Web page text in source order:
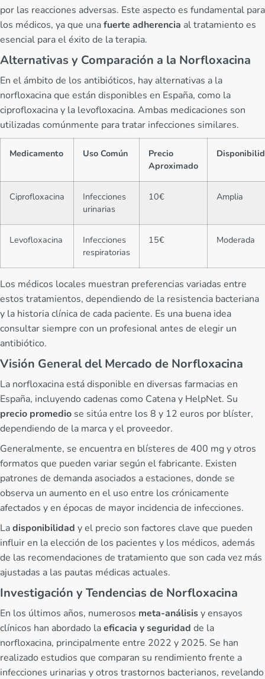
por las reacciones adversas. Este aspecto es fundamental para
los médicos, ya que unafuerte adherencia al tratamiento es
esencial para el éxito de la terapia.
Alternativas y Comparación a la Norfloxacina
En el ámbito de los antibióticos, hay alternativas a la
norfloxacina que están disponibles en España, como la
ciprofloxacina y la levofloxacina. Ambas medicaciones son
utilizadas comúnmente para tratar infecciones similares.
Medicamento Uso Común
Precio
Aproximado
Ciprofloxacina
Infecciones
urinarias
10€ Amplia
Levofloxacina
Infecciones
respiratorias
15€ Moderada
Los médicos locales muestran preferencias variadas entre
estos tratamientos, dependiendo de la resistencia bacteriana
y la historia clínica de cada paciente. Es una buena idea
consultar siempre con un profesional antes de elegir un
antibiótico.
Visión General del Mercado de Norfloxacina
La norfloxacina está disponible en diversas farmacias en
España, incluyendo cadenas como Catena y HelpNet. Su
precio promedio se sitúa entre los 8 y 12 euros por blíster,
dependiendo de la marca y el proveedor.
Generalmente, se encuentra en blísteres de 400 mg y otros
formatos que pueden variar según el fabricante. Existen
patrones de demanda asociados a estaciones, donde se
observa un aumento en el uso entre los crónicamente
afectados y en épocas de mayor incidencia de infecciones.
Ladisponibilidad y el precio son factores clave que pueden
influir en la elección de los pacientes y los médicos, además
de las recomendaciones de tratamiento que son cada vez más
ajustadas a las pautas médicas actuales.
Investigación y Tendencias de Norfloxacina
En los últimos años, numerosos meta-análisisy ensayos
clínicos han abordado laeficacia y seguridad de la
norfloxacina, principalmente entre 2022 y 2025. Se han
realizado estudios que comparan su rendimiento frente a
infecciones urinarias y otros trastornos bacterianos, revelando